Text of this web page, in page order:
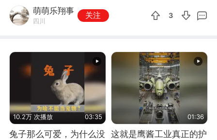
萌萌乐翔事
四川
关注 3
10.2万 次播放 03:35
兔子那么可爱，为什么没
01:36
这就是鹰酱工业真正的护